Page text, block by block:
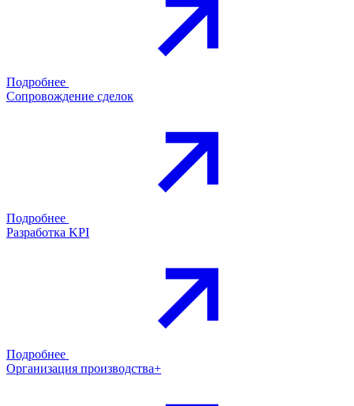
Подробнее
Сопровождение сделок
Подробнее
Разработка KPI
Подробнее
Организация производства+